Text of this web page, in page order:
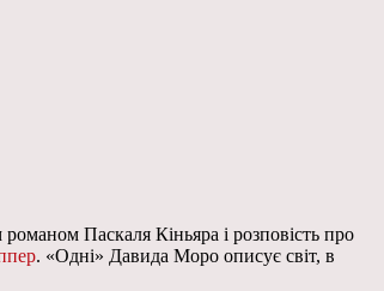
Паскаля Кіньяра і розповість про
. «Одні» Давида Моро описує світ, в